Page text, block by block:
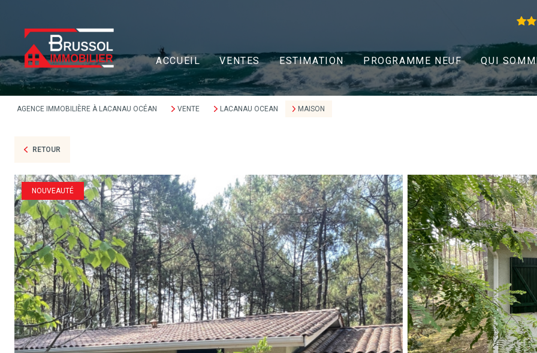
ACCUEIL VENTES ESTIMATION PROGRAMME NEUF QUI
AGENCE IMMOBILIÈRE À LACANAU OCÉAN VENTE LACANAU OCEAN MAISON
RETOUR
NOUVEAUTÉ